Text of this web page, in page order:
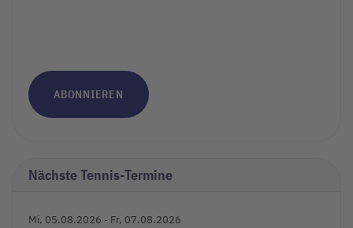
ABONNIEREN
Nächste Tennis-Termine
Mi, 05.08.2026 - Fr, 07.08.2026